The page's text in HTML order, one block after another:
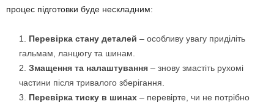
процес підготовки буде нескладним:
Перевірка стану деталей – особливу увагу приділіть
гальмам, ланцюгу та шинам.
Змащення та налаштування – знову змастіть рухомі
частини після тривалого зберігання.
Перевірка тиску в шинах – перевірте, чи не потрібно